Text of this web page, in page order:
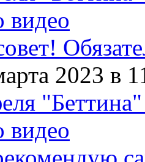
видео
2023 в
видео